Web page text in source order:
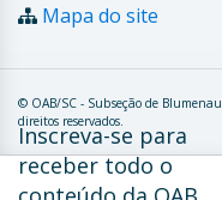
Mapa do site
© OAB/SC - Subseção de
direitos reservados.
Inscreva-se para
receber todo o